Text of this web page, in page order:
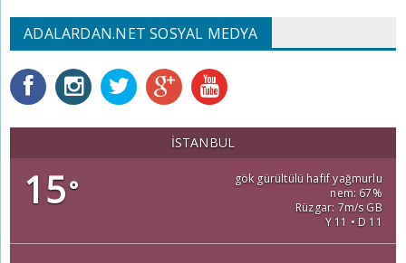
ADALARDAN.NET SOSYAL MEDYA
İSTANBUL
15°
gök gürültülü hafif yağmurlu
nem: 67%
Rüzgar: 7m/s GB
Y 11 • D 11